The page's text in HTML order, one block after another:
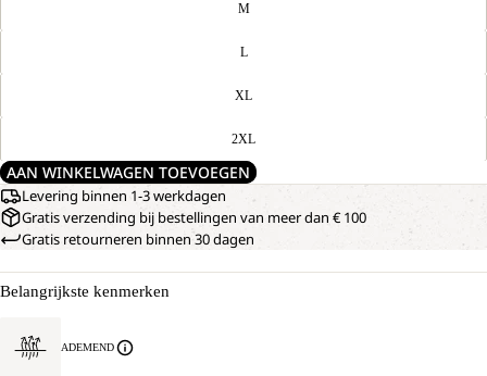
M
L
XL
2XL
AAN WINKELWAGEN TOEVOEGEN
Levering binnen 1-3 werkdagen
Gratis verzending bij bestellingen van meer dan € 100
Gratis retourneren binnen 30 dagen
Belangrijkste kenmerken
ADEMEND